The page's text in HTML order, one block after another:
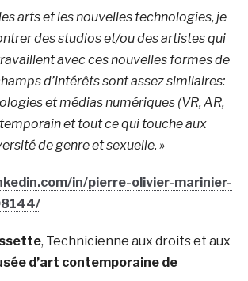
arts et les nouvelles technologies, je
des studios et/ou des artistes qui
avec ces nouvelles formes de
d’intérêts sont assez similaires:
et médias numériques (VR, AR,
et tout ce qui touche aux
de genre et sexuelle. »
in/pierre-olivier-marinier-
, Technicienne aux droits et aux
d’art contemporaine de